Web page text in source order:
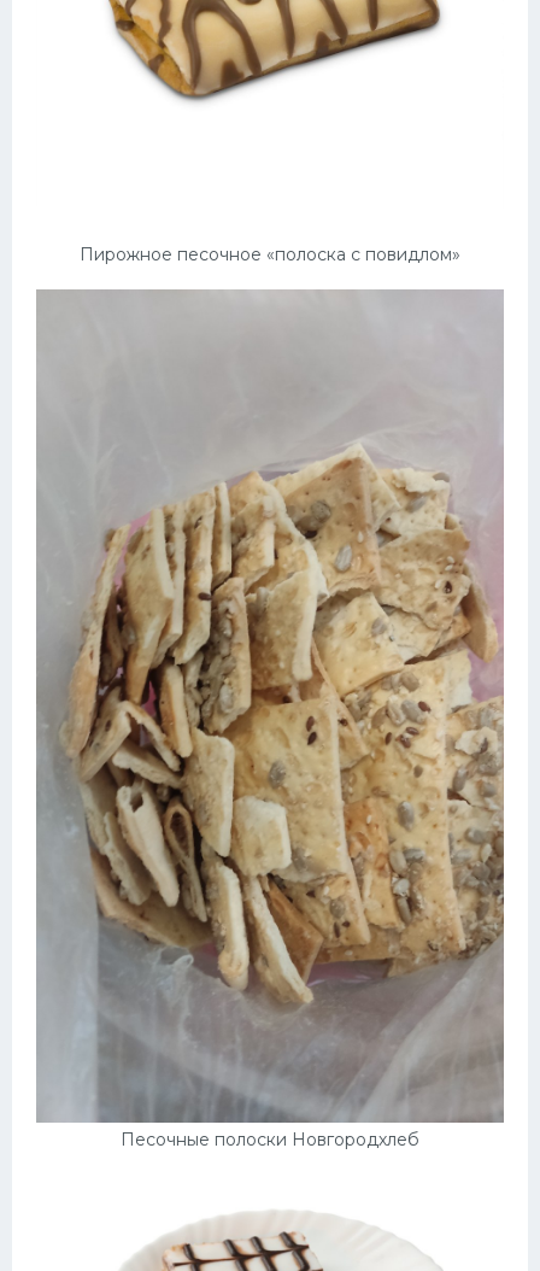
Пирожное песочное «полоска с повидлом»
Песочные полоски Новгородхлеб